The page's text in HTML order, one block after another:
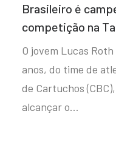
Brasileiro é
competição na
O jovem Lucas
anos, do time de
de Cartuchos
alcançar o…